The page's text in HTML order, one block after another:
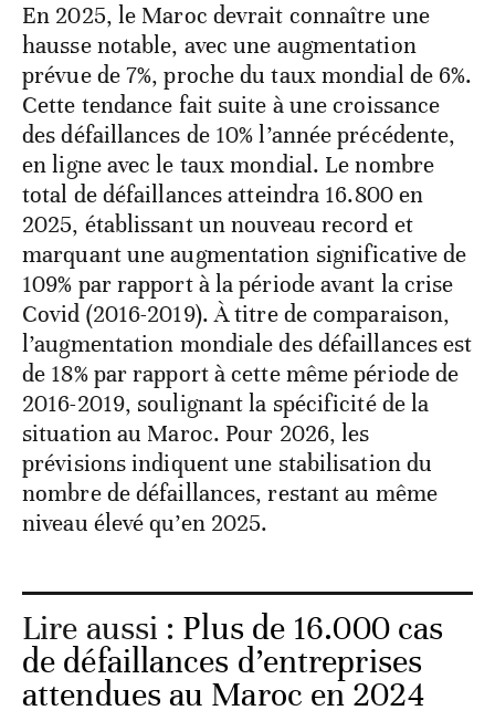
En 2025, le Maroc devrait connaître une
hausse notable, avec une augmentation
prévue de 7%, proche du taux mondial de 6%.
Cette tendance fait suite à une croissance
des défaillances de 10% l’année précédente,
en ligne avec le taux mondial. Le nombre
total de défaillances atteindra 16.800 en
2025, établissant un nouveau record et
marquant une augmentation significative de
109% par rapport à la période avant la crise
Covid (2016-2019). À titre de comparaison,
l’augmentation mondiale des défaillances est
de 18% par rapport à cette même période de
2016-2019, soulignant la spécificité de la
situation au Maroc. Pour 2026, les
prévisions indiquent une stabilisation du
nombre de défaillances, restant au même
niveau élevé qu’en 2025.
Lire aussi : Plus de 16.000 cas
de défaillances d’entreprises
attendues au Maroc en 2024